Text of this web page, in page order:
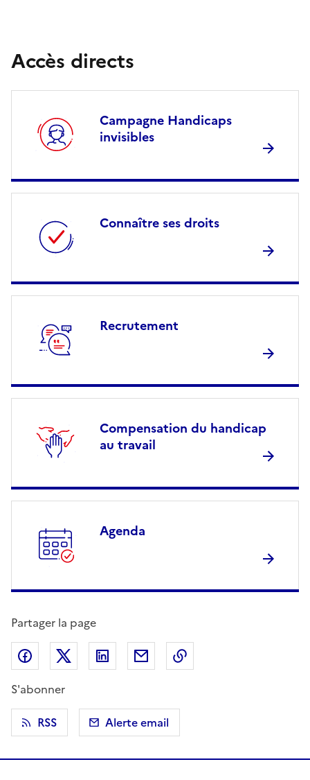
Accès directs
Campagne Handicaps
invisibles
Connaître ses droits
Recrutement
Compensation du handicap
au travail
Agenda
Partager la page
Partager sur Facebook
Partager sur X (anciennement Twitter)
Partager sur LinkedIn
Partager par email
S'abonner
RSS
Alerte email